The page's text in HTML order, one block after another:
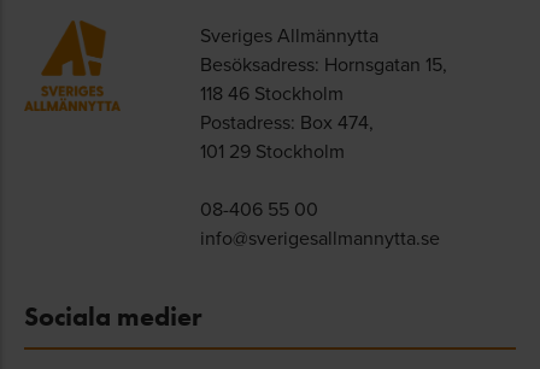
Sveriges Allmännytta
Besöksadress: Hornsgatan 15,
118 46 Stockholm
Postadress: Box 474,
101 29 Stockholm
08-406 55 00
info@sverigesallmannytta.se
Sociala medier